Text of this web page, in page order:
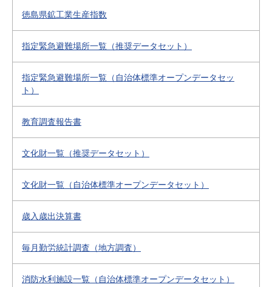
徳島県鉱工業生産指数
指定緊急避難場所一覧（推奨データセット）
指定緊急避難場所一覧（自治体標準オープンデータセッ
ト）
教育調査報告書
文化財一覧（推奨データセット）
文化財一覧（自治体標準オープンデータセット）
歳入歳出決算書
毎月勤労統計調査（地方調査）
消防水利施設一覧（自治体標準オープンデータセット）